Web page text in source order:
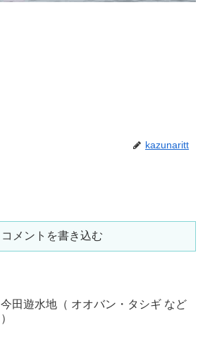
kazunaritt
コメントを書き込む
今田遊水地（ オオバン・タシギ など
）